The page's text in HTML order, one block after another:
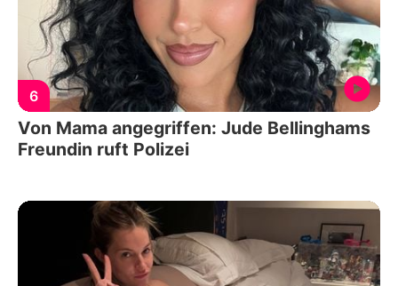
6
Von Mama angegriffen: Jude Bellinghams
Freundin ruft Polizei